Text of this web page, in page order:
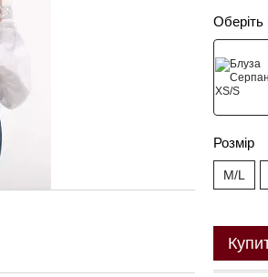
Оберіть
Розмір
M/L